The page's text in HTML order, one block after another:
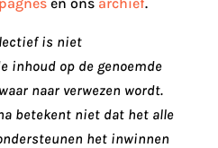
is niet
inhoud op de genoemde
naar verwezen wordt.
betekent niet dat het alle
het inwinnen